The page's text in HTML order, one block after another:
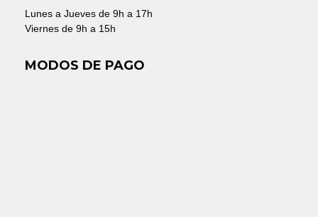
Lunes a Jueves de 9h a 17h
Viernes de 9h a 15h
MODOS DE PAGO